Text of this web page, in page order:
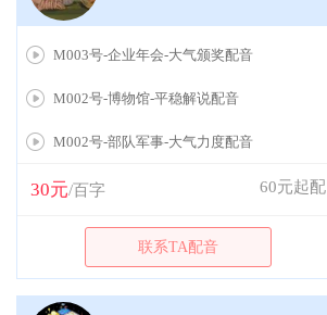
M003号-企业年会-大气颁奖配音
M002号-博物馆-平稳解说配音
M002号-部队军事-大气力度配音
30元/百字 60元起配
联系TA配音